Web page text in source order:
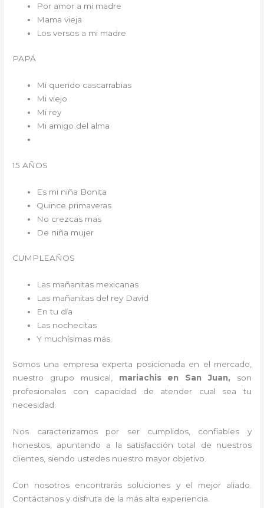
Por amor a mi madre
Mama vieja
Los versos a mi madre
PAPÁ
Mi querido cascarrabias
Mi viejo
Mi rey
Mi amigo del alma
15 AÑOS
Es mi niña Bonita
Quince primaveras
No crezcas mas
De niña mujer
CUMPLEAÑOS
Las mañanitas mexicanas
Las mañanitas del rey David
En tu día
Las nochecitas
Y muchísimas más.
Somos una empresa experta posicionada en el mercado,
nuestro grupo musical, mariachis en San Juan, son
profesionales con capacidad de atender cual sea tu
necesidad.
Nos caracterizamos por ser cumplidos, confiables y
honestos, apuntando a la satisfacción total de nuestros
clientes, siendo ustedes nuestro mayor objetivo.
Con nosotros encontrarás soluciones y el mejor aliado.
Contáctanos y disfruta de la más alta experiencia.